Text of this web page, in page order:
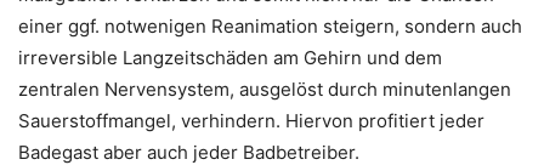
einer ggf. notwenigen Reanimation steigern, sondern auch
irreversible Langzeitschäden am Gehirn und dem
zentralen Nervensystem, ausgelöst durch minutenlangen
Sauerstoffmangel, verhindern. Hiervon profitiert jeder
Badegast aber auch jeder Badbetreiber.